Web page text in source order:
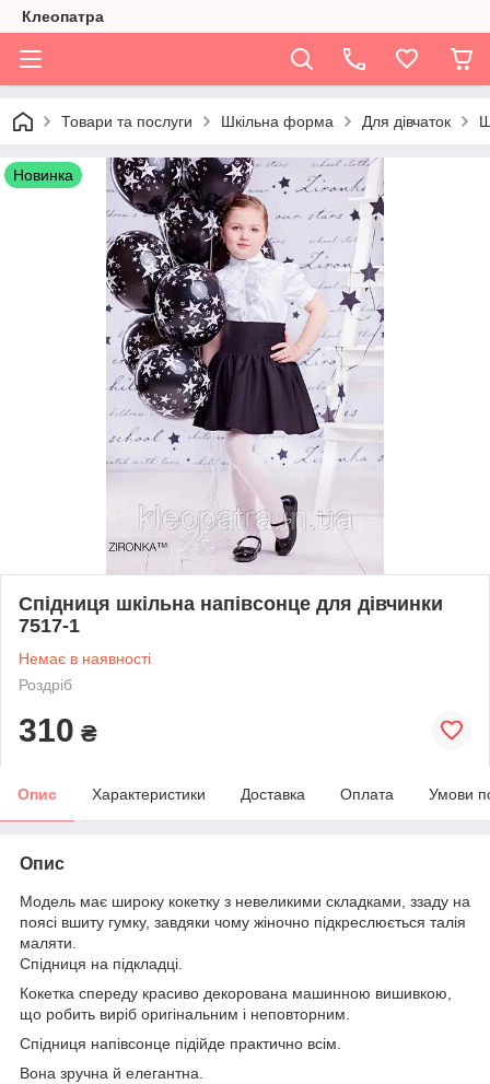
Клеопатра
Товари та послуги Шкільна форма Для дівчаток
Новинка
Спідниця шкільна напівсонце для дівчинки
7517-1
Немає в наявності
Роздріб
310 ₴
Опис Характеристики Доставка Оплата Умови
Опис
Модель має широку кокетку з невеликими складками, ззаду на
поясі вшиту гумку, завдяки чому жіночно підкреслюється талія
маляти.
Спідниця на підкладці.
Кокетка спереду красиво декорована машинною вишивкою,
що робить виріб оригінальним і неповторним.
Спідниця напівсонце підійде практично всім.
Вона зручна й елегантна.